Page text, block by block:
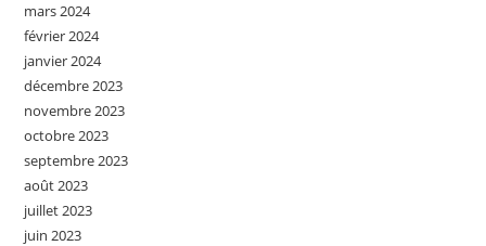
mars 2024
février 2024
janvier 2024
décembre 2023
novembre 2023
octobre 2023
septembre 2023
août 2023
juillet 2023
juin 2023